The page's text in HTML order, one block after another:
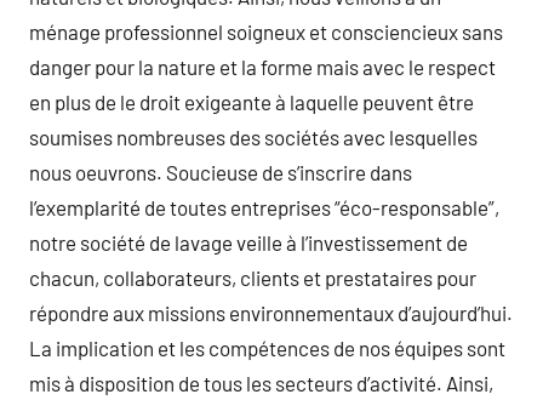
ménage professionnel soigneux et consciencieux sans
danger pour la nature et la forme mais avec le respect
en plus de le droit exigeante à laquelle peuvent être
soumises nombreuses des sociétés avec lesquelles
nous oeuvrons. Soucieuse de s’inscrire dans
l’exemplarité de toutes entreprises “éco-responsable”,
notre société de lavage veille à l’investissement de
chacun, collaborateurs, clients et prestataires pour
répondre aux missions environnementaux d’aujourd’hui.
La implication et les compétences de nos équipes sont
mis à disposition de tous les secteurs d’activité. Ainsi,